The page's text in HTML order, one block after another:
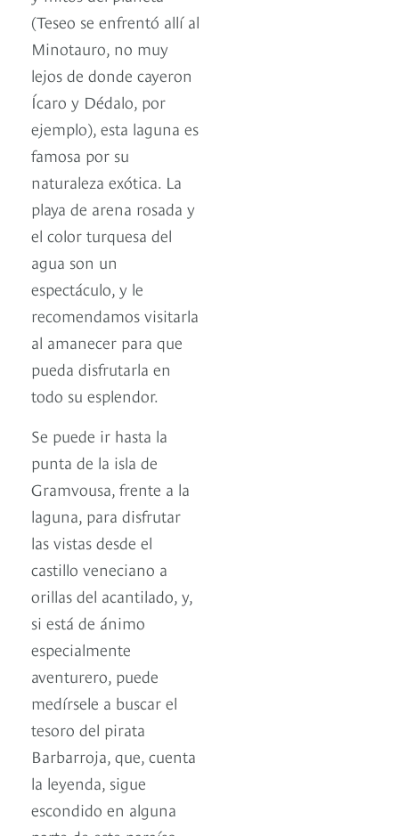
(Teseo se enfrentó allí al
Minotauro, no muy
lejos de donde cayeron
Ícaro y Dédalo, por
ejemplo), esta laguna es
famosa por su
naturaleza exótica. La
playa de arena rosada y
el color turquesa del
agua son un
espectáculo, y le
recomendamos visitarla
al amanecer para que
pueda disfrutarla en
todo su esplendor.
Se puede ir hasta la
punta de la isla de
Gramvousa, frente a la
laguna, para disfrutar
las vistas desde el
castillo veneciano a
orillas del acantilado, y,
si está de ánimo
especialmente
aventurero, puede
medírsele a buscar el
tesoro del pirata
Barbarroja, que, cuenta
la leyenda, sigue
escondido en alguna